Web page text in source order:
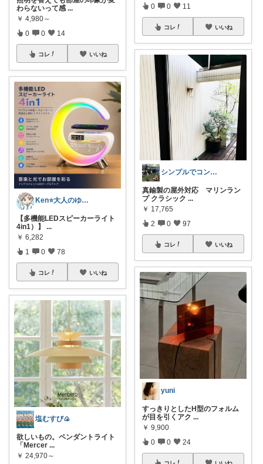
わらないって感 ...
￥ 4,980～
0 0 14
コレ いいね
Ken⭐️大人のゆったりデジタル暮らし
【多機能LEDスピーカーライト
4in1）】
...
￥ 6,282
1 0 78
コレ いいね
塩むすび🍙
欲しいもの。ペンダントライト
「Mercer ...
￥ 24,970～
0 0 11
コレ いいね
シンプルでコンパクトな暮らしとアウトドア
真鍮製の屋外対応 マリンラン
プ クラシック ...
￥ 17,765
2 0 97
コレ いいね
yuni
すっきりとしたH型のフォルム
が目を引くアク ...
￥ 9,900
0 0 24
コレ いいね